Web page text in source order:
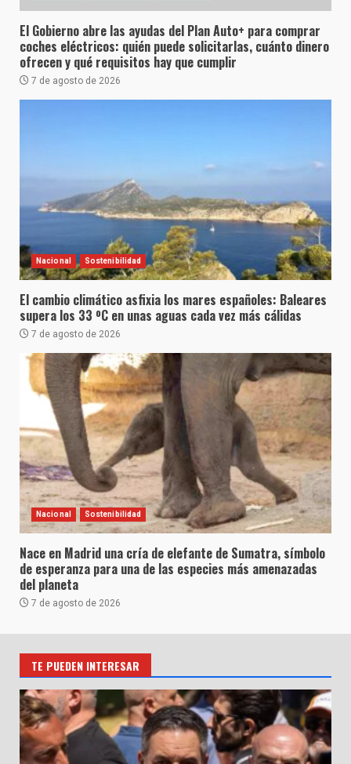
El Gobierno abre las ayudas del Plan Auto+ para comprar
coches eléctricos: quién puede solicitarlas, cuánto dinero
ofrecen y qué requisitos hay que cumplir
7 de agosto de 2026
Nacional Sostenibilidad
El cambio climático asfixia los mares españoles: Baleares
supera los 33 ºC en unas aguas cada vez más cálidas
7 de agosto de 2026
Nacional Sostenibilidad
Nace en Madrid una cría de elefante de Sumatra, símbolo
de esperanza para una de las especies más amenazadas
del planeta
7 de agosto de 2026
TE PUEDEN INTERESAR